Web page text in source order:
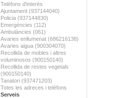
Telèfons d'interès
Ajuntament (937144040)
Policia (937144830)
Emergències (112)
Ambulàncies (061)
Avaries enllumenat (686216138)
Avaries aigua (900304070)
Recollida de mobles i altres
voluminosos (900150140)
Recollida de restes vegetals
(900150140)
Tanatori (937471203)
Totes les adreces i telèfons
Serveis